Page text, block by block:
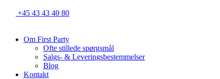
+45 43 43 40 80
Om First Party
Ofte stillede spørgsmål
Salgs- & Leveringsbestemmelser
Blog
Kontakt